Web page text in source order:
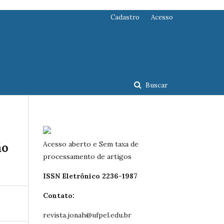
Buscar
Cadastro Acesso
Acesso aberto e Sem taxa de
processamento de artigos
ISSN Eletrônico 2236-1987
Contato:
revista.jonah@ufpel.edu.br